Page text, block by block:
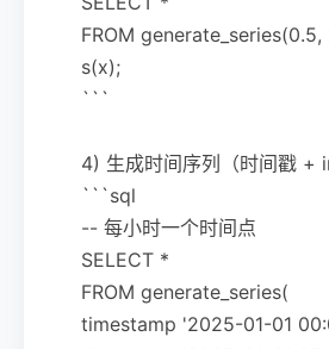
FROM
s(x);
```
4) 生成时间序列（时间戳 +
```sql
-- 每小时一个时间点
SELECT *
FROM generate_series(
timestamp '2025-01-01